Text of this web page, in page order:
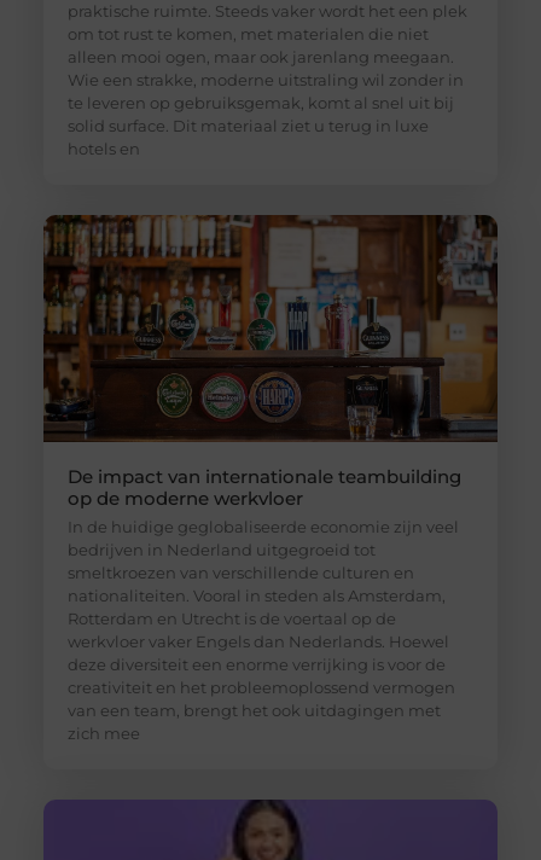
praktische ruimte. Steeds vaker wordt het een plek
om tot rust te komen, met materialen die niet
alleen mooi ogen, maar ook jarenlang meegaan.
Wie een strakke, moderne uitstraling wil zonder in
te leveren op gebruiksgemak, komt al snel uit bij
solid surface. Dit materiaal ziet u terug in luxe
hotels en
De impact van internationale teambuilding
op de moderne werkvloer
In de huidige geglobaliseerde economie zijn veel
bedrijven in Nederland uitgegroeid tot
smeltkroezen van verschillende culturen en
nationaliteiten. Vooral in steden als Amsterdam,
Rotterdam en Utrecht is de voertaal op de
werkvloer vaker Engels dan Nederlands. Hoewel
deze diversiteit een enorme verrijking is voor de
creativiteit en het probleemoplossend vermogen
van een team, brengt het ook uitdagingen met
zich mee